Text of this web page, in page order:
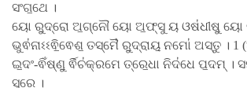
ସଂଗ॒ଥେ ।
ୟୋ ରୁ॒ଦ୍ରୋ ଅ॒ଗ୍ନୌ ୟୋ ଅ॒ଫ୍ସୁ ୟ ଓଷ॑ଧୀଷୁ॒ ୟୋ
ଭୁଵ॑ନାଽଽଵି॒ଵେଶ॒ ତସ୍ମୈ॑ ରୁ॒ଦ୍ରାୟ॒ ନମୋ॑ ଅସ୍ତୁ ।
ଇ॒ଦଂ-ଵିଁଷ୍ଣୁ॒ ର୍ଵିଚ॑କ୍ରମେ ତ୍ରେ॒ଧା ନିଦ॑ଧେ ପ॒ଦମ୍ ।
ସୁ॒ରେ ।